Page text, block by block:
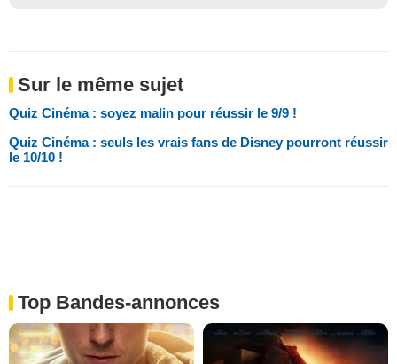
Sur le même sujet
Quiz Cinéma : soyez malin pour réussir le 9/9 !
Quiz Cinéma : seuls les vrais fans de Disney pourront réussir
le 10/10 !
Top Bandes-annonces